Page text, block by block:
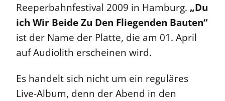
Reeperbahnfestival 2009 in Hamburg. „Du
ich Wir Beide Zu Den Fliegenden Bauten“
ist der Name der Platte, die am 01. April
auf Audiolith erscheinen wird.
Es handelt sich nicht um ein reguläres
Live-Album, denn der Abend in den